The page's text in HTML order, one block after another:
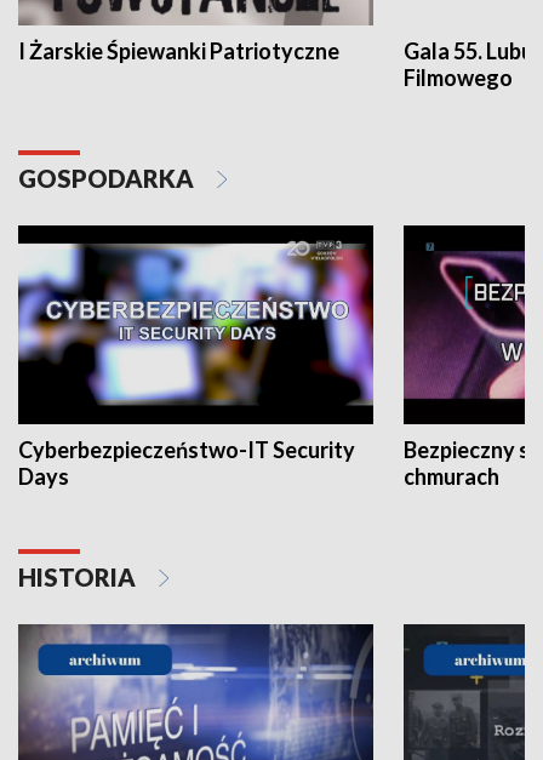
I Żarskie Śpiewanki Patriotyczne
Gala 55.
Filmowego
GOSPODARKA
Cyberbezpieczeństwo-IT Security
Days
Bezpieczny
chmurach
HISTORIA